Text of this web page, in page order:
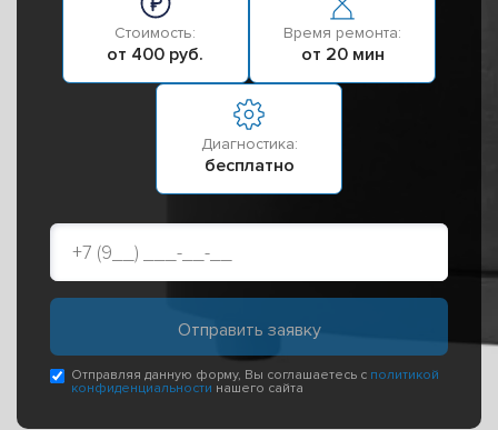
Стоимость:
от 400 руб.
Время ремонта:
от 20 мин
Диагностика:
бесплатно
Отправляя данную форму, Вы соглашаетесь с политикой
конфиденциальности нашего сайта